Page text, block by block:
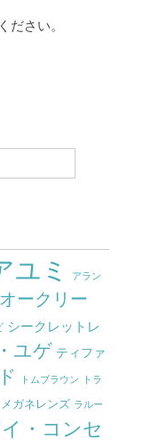
ださい。
ユミ アラン
オークリー
シークレットレ
ユゲ ティファ
トムブラウン トラ
メガネレンズ ラルー
・コンセ